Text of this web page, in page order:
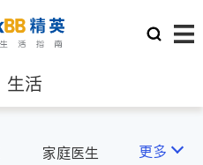
生活
家庭医生
更多